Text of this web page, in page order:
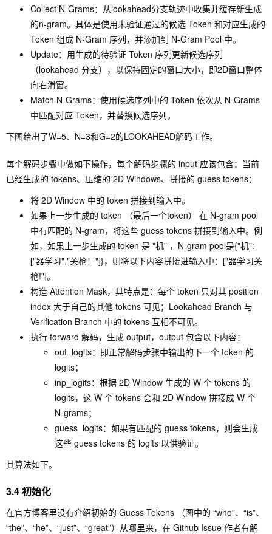
Collect N-Grams：从lookahead分支轨迹中收集并缓存新生成
的n-gram。具体是使用未验证通过的候选 Token 和对应生成的
Token 组成 N-Gram 序列，并添加到 N-Gram Pool 中。
Update：用生成的待验证 Token 序列更新候选序列
（lookahead 分支），以保持固定的窗口大小，即2D窗口整体
向右滑窗。
Match N-Grams：使用候选序列中的 Token 依次从 N-Grams
中匹配对应 Token，并替换候选序列。
下图给出了W=5、N=3和G=2的LOOKAHEAD解码工作。
每个解码步骤中做如下操作，每个解码步骤的 input 应该包含：当前
已经生成的 tokens、压缩的 2D Windows、拼接的 guess tokens：
将 2D Window 中的 token 拼接到输入中。
如果上一步生成的 token （最后一个token） 在 N-gram pool
中有匹配的 N-gram，将这些 guess tokens 拼接到输入中。例
如，如果上一步生成的 token 是 "机" ，N-gram pool是{"机":
["器学习","关枪！"]}，则将以下内容拼接进输入中：["器学习关
枪!"]。
构造 Attention Mask，其特点是：每个 token 只对其 position
index 大于自己的其他 tokens 可见；Lookahead Branch 与
Verification Branch 中的 tokens 互相不可见。
执行 forward 解码，生成 output，output 包含以下内容：
out_logits：即正常解码步骤中输出的下一个 token 的
logits；
inp_logits：根据 2D Window 生成的 W 个 tokens 的
logits，这 W 个 tokens 会和 2D Window 拼接成 W 个
N-grams；
guess_logits：如果有匹配的 guess tokens，则会生成
这些 guess tokens 的 logits 以供验证。
其算法如下。
3.4 初始化
在官方博客里没有介绍初始的 Guess Tokens （图中的 “who”、“is”、
“the”、“he”、“just”、“great”）从哪里来，在 Github Issue 作者有解